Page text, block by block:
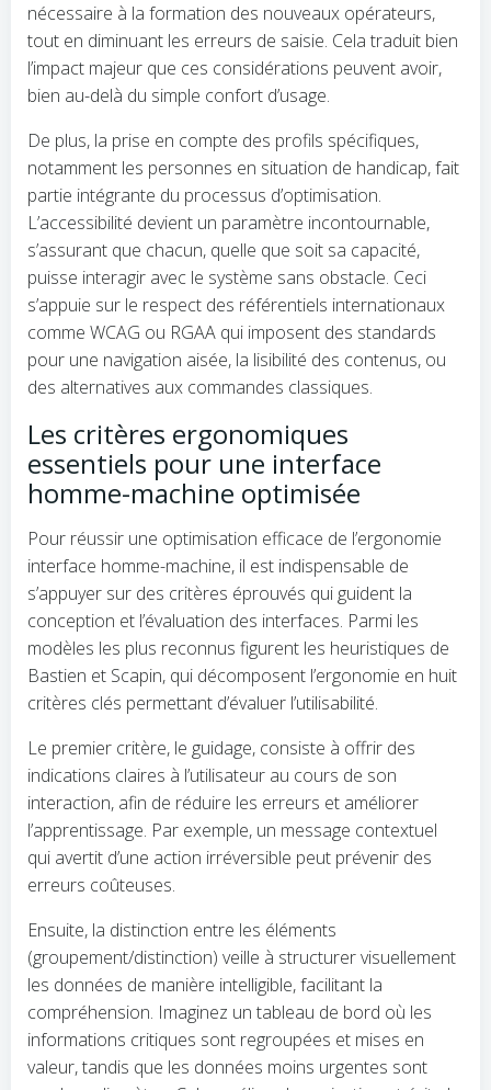
nécessaire à la formation des nouveaux opérateurs,
tout en diminuant les erreurs de saisie. Cela traduit bien
l’impact majeur que ces considérations peuvent avoir,
bien au-delà du simple confort d’usage.
De plus, la prise en compte des profils spécifiques,
notamment les personnes en situation de handicap, fait
partie intégrante du processus d’optimisation.
L’accessibilité devient un paramètre incontournable,
s’assurant que chacun, quelle que soit sa capacité,
puisse interagir avec le système sans obstacle. Ceci
s’appuie sur le respect des référentiels internationaux
comme WCAG ou RGAA qui imposent des standards
pour une navigation aisée, la lisibilité des contenus, ou
des alternatives aux commandes classiques.
Les critères ergonomiques
essentiels pour une interface
homme-machine optimisée
Pour réussir une optimisation efficace de l’ergonomie
interface homme-machine, il est indispensable de
s’appuyer sur des critères éprouvés qui guident la
conception et l’évaluation des interfaces. Parmi les
modèles les plus reconnus figurent les heuristiques de
Bastien et Scapin, qui décomposent l’ergonomie en huit
critères clés permettant d’évaluer l’utilisabilité.
Le premier critère, le guidage, consiste à offrir des
indications claires à l’utilisateur au cours de son
interaction, afin de réduire les erreurs et améliorer
l’apprentissage. Par exemple, un message contextuel
qui avertit d’une action irréversible peut prévenir des
erreurs coûteuses.
Ensuite, la distinction entre les éléments
(groupement/distinction) veille à structurer visuellement
les données de manière intelligible, facilitant la
compréhension. Imaginez un tableau de bord où les
informations critiques sont regroupées et mises en
valeur, tandis que les données moins urgentes sont